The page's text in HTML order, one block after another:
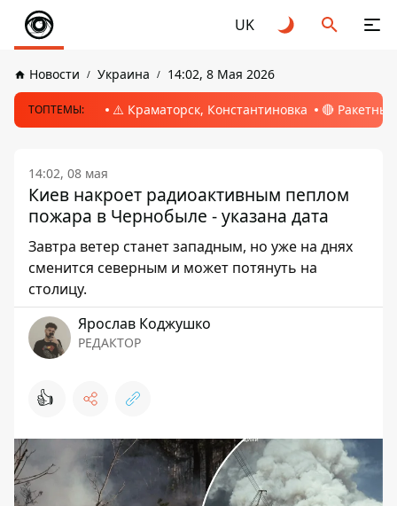
UK
Новости Украина 14:02, 8 Мая 2026
ТОПТЕМЫ: ⚠️ Краматорск, Константиновка 🔴
14:02, 08 мая
Киев накроет радиоактивным пеплом
пожара в Чернобыле - указана дата
Завтра ветер станет западным, но уже на днях
сменится северным и может потянуть на
столицу.
Ярослав Коджушко
РЕДАКТОР
👍